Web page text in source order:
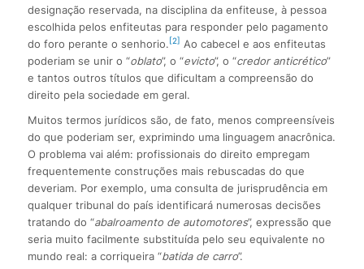
designação reservada, na disciplina da enfiteuse, à pessoa
escolhida pelos enfiteutas para responder pelo pagamento
do foro perante o senhorio. [2]
Ao cabecel e aos enfiteutas
poderiam se unir o “oblato”, o “evicto”, o “credor anticrético”
e tantos outros títulos que dificultam a compreensão do
direito pela sociedade em geral.
Muitos termos jurídicos são, de fato, menos compreensíveis
do que poderiam ser, exprimindo uma linguagem anacrônica.
O problema vai além: profissionais do direito empregam
frequentemente construções mais rebuscadas do que
deveriam. Por exemplo, uma consulta de jurisprudência em
qualquer tribunal do país identificará numerosas decisões
tratando do “abalroamento de automotores”, expressão que
seria muito facilmente substituída pelo seu equivalente no
mundo real: a corriqueira “batida de carro”.